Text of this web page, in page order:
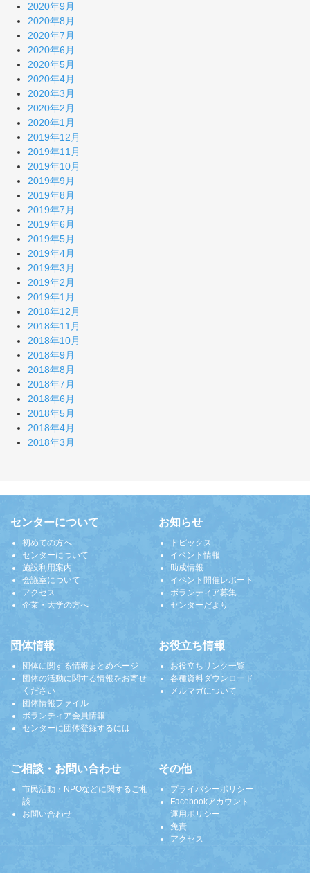
2020年9月
2020年8月
2020年7月
2020年6月
2020年5月
2020年4月
2020年3月
2020年2月
2020年1月
2019年12月
2019年11月
2019年10月
2019年9月
2019年8月
2019年7月
2019年6月
2019年5月
2019年4月
2019年3月
2019年2月
2019年1月
2018年12月
2018年11月
2018年10月
2018年9月
2018年8月
2018年7月
2018年6月
2018年5月
2018年4月
2018年3月
センターについて
初めての方へ
センターについて
施設利用案内
会議室について
アクセス
企業・大学の方へ
お知らせ
トピックス
イベント情報
助成情報
イベント開催レポート
ボランティア募集
センターだより
団体情報
団体に関する情報まとめページ
団体の活動に関する情報をお寄せ
ください
団体情報ファイル
ボランティア会員情報
センターに団体登録するには
お役立ち情報
お役立ちリンク一覧
各種資料ダウンロード
メルマガについて
ご相談・お問い合わせ
市民活動・NPOなどに関するご相
談
お問い合わせ
その他
プライバシーポリシー
Facebookアカウント
運用ポリシー
免責
アクセス